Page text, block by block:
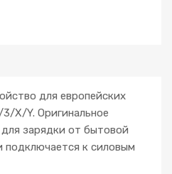
для европейских
X/Y. Оригинальное
зарядки от бытовой
к силовым